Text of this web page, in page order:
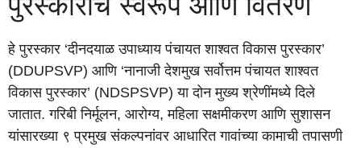
हे पुरस्कार ‘दीनदयाळ उपाध्याय पंचायत शाश्वत विकास पुरस्कार’
(DDUPSVP) आणि ‘नानाजी देशमुख सर्वोत्तम पंचायत शाश्वत
विकास पुरस्कार’ (NDSPSVP) या दोन मुख्य श्रेणींमध्ये दिले
जातात. गरिबी निर्मूलन, आरोग्य, महिला सक्षमीकरण आणि सुशासन
यांसारख्या ९ प्रमुख संकल्पनांवर आधारित गावांच्या कामाची तपासणी